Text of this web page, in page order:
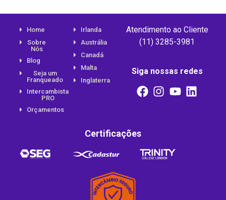
Home
Sobre
Nós
Blog
Seja um
Franqueado
Intercambista
PRO
Orçamentos
Irlanda
Austrália
Canadá
Malta
Inglaterra
Atendimento ao Cliente
(11) 3285-3981
Siga nossas redes
Certificações